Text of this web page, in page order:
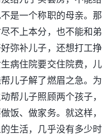
是一个称职的母亲。那
不上本分，也不能和弟
弥补儿子，还想打工挣
病住院要交住院费，儿
儿子解了燃眉之急。为
帮儿子照顾两个孩子，
饭、做家务。就这样，
生活，几乎没有多少时